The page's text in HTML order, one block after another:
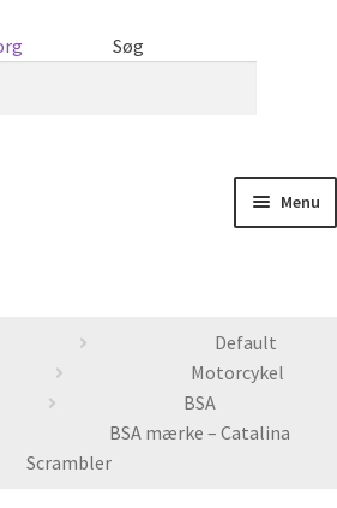
Søg
Menu
Monteringsvideoer
Udfold
Default
Motorcykel
BSA
BSA mærke – Catalina
Scrambler